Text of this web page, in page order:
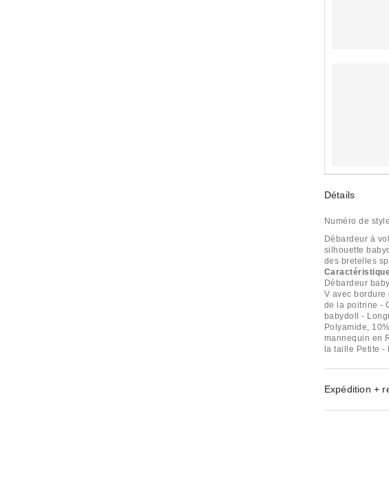
Détails
Numéro de style
Débardeur à
silhouette
des bretelles
Débardeur
V avec
de la poitrine -
babydoll -
Polyamide,
mannequin en
la taille Petite -
Expédition +